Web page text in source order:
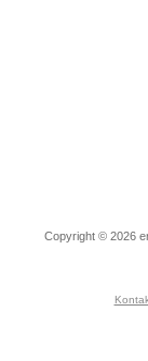
Copyright © 2026